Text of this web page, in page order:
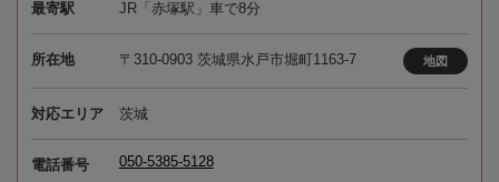
最寄駅 JR「赤塚駅」車で8分
所在地 〒310-0903 茨城県水戸市堀町1163-7 地図
対応エリア 茨城
電話番号 050-5385-5128